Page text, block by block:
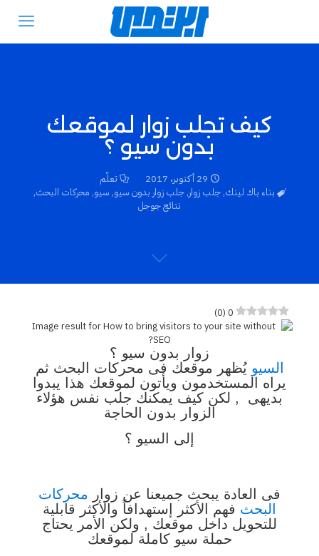
كيف تجلب زوار لموقعك
بدون سيو ؟
29 أكتوبر، 2017
تعلّم
بناء باك لينك,جلب زوار,جلب زوار بدون سيو, سيو, محركات البحث,
نتائج جوجل
0
(
0
)
زوار بدون سيو ؟
السيو يُظهر موقعك فى محركات البحث ثم
يراه المستخدمون ويأتون لموقعك هذا يبدوا
بديهى , لكن كيف يمكنك جلب نفس هؤلاء
الزوار بدون الحاجة
إلى السيو ؟
فى العادة يبحث جميعنا عن زوار
محركات
البحث فهم الأكثر إستهدافاً والأكثر قابلية
للتحويل داخل موقعك , ولكن الأمر يحتاج
حملة سيو كاملة لموقعك